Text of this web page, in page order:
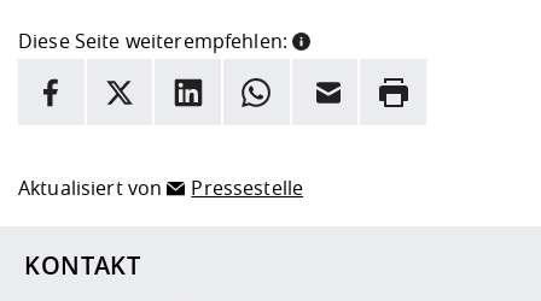
Diese Seite weiterempfehlen:
INFORMATION
Hier stehen weitere Informationen und ein Link zur
Facebook
X LinkedInWhatsappE-Mail Drucken
Aktualisiert von Pressestelle
KONTAKT